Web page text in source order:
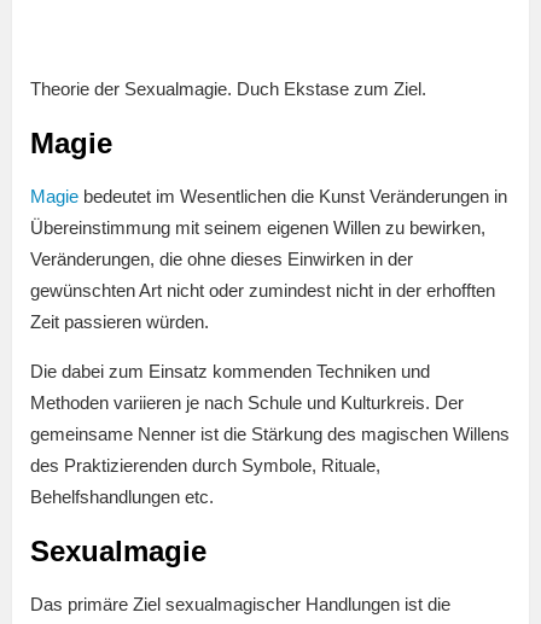
Theorie der Sexualmagie. Duch Ekstase zum Ziel.
Magie
Magie bedeutet im Wesentlichen die Kunst Veränderungen in
Übereinstimmung mit seinem eigenen Willen zu bewirken,
Veränderungen, die ohne dieses Einwirken in der
gewünschten Art nicht oder zumindest nicht in der erhofften
Zeit passieren würden.
Die dabei zum Einsatz kommenden Techniken und
Methoden variieren je nach Schule und Kulturkreis. Der
gemeinsame Nenner ist die Stärkung des magischen Willens
des Praktizierenden durch Symbole, Rituale,
Behelfshandlungen etc.
Sexualmagie
Das primäre Ziel sexualmagischer Handlungen ist die